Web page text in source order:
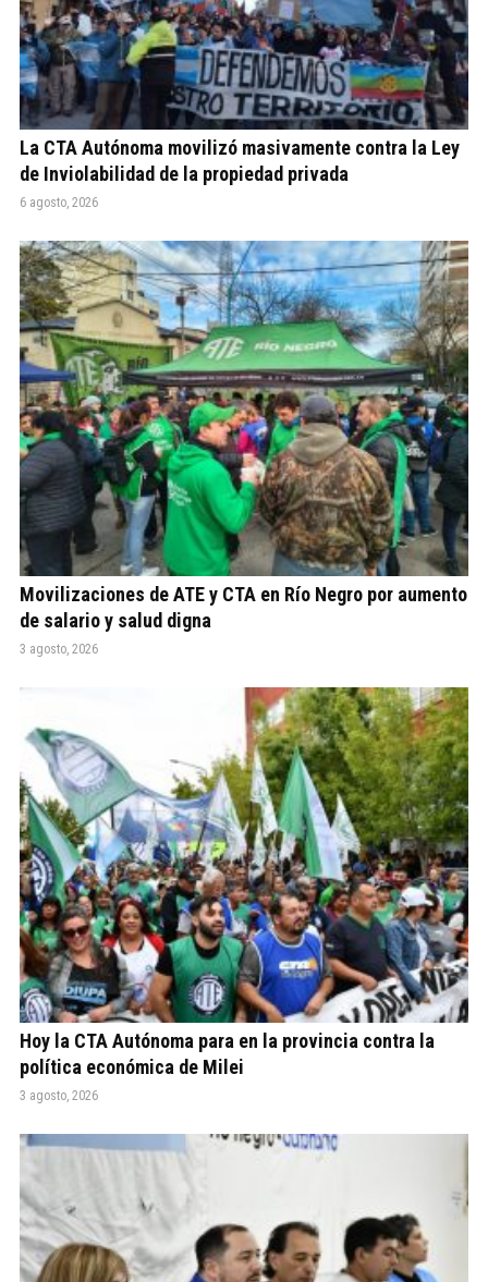
La CTA Autónoma movilizó masivamente contra la Ley
de Inviolabilidad de la propiedad privada
6 agosto, 2026
Movilizaciones de ATE y CTA en Río Negro por aumento
de salario y salud digna
3 agosto, 2026
Hoy la CTA Autónoma para en la provincia contra la
política económica de Milei
3 agosto, 2026